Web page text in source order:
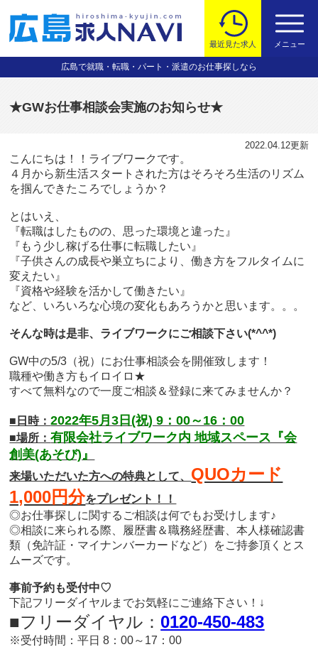
広島で就職・転職・パート・派遣のお仕事探しなら
最近見た求人 メニュー
★GWお仕事相談会実施のお知らせ★
2022.04.12更新
こんにちは！！ライブワークです。
４月から新生活スタートされた方はそろそろ生活のリズム
を掴んできたころでしょうか？
とはいえ、
『転職はしたものの、思った環境と違った』
『もう少し稼げる仕事に転職したい』
『子供さんの成長や巣立ちにより、働き方をフルタイムに
変えたい』
『資格や経験を活かして働きたい』
など、いろいろな心境の変化もあろうかと思います。。。
そんな時は是非、ライブワークにご相談下さい(*^^*)
GW中の5/3（祝）にお仕事相談会を開催致します！
職種や働き方もイロイロ★
すべて無料なので一度ご相談＆登録に来てみませんか？
■日時：2022年5月3日(祝) 9：00～16：00
■場所：有限会社ライブワーク内 地域スペース『会
創美(あそび)』
来場いただいた方への特典として、 QUOカード
1,000円分をプレゼント！！
◎お仕事探しに関するご相談は何でもお受けします♪
◎相談に来られる際、履歴書＆職務経歴書、本人様確認書
類（免許証・マイナンバーカードなど）をご持参頂くとス
ムーズです。
事前予約も受付中♡
下記フリーダイヤルまでお気軽にご連絡下さい！↓
■フリーダイヤル： 0120-450-483
※受付時間：平日 8：00～17：00